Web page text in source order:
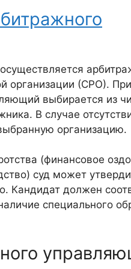
организации (СРО).
выбирается из
В случае
организацию.
(финансовое
суд может
Кандидат должен
специального